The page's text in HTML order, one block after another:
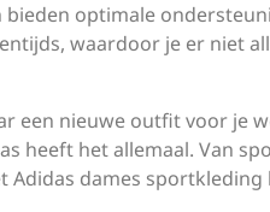
optimale
waardoor je er niet
een nieuwe outfit voor je
heeft het allemaal. Van
Adidas dames